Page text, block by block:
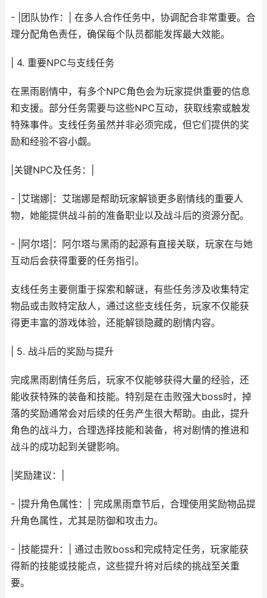
- |团队协作：| 在多人合作任务中，协调配合非常重要。合
理分配角色责任，确保每个队员都能发挥最大效能。
| 4. 重要NPC与支线任务
在黑雨剧情中，有多个NPC角色会为玩家提供重要的信息
和支援。部分任务需要与这些NPC互动，获取线索或触发
特殊事件。支线任务虽然并非必须完成，但它们提供的奖
励和经验不容小觑。
|关键NPC及任务：|
- |艾瑞娜|：艾瑞娜是帮助玩家解锁更多剧情线的重要人
物，她能提供战斗前的准备职业以及战斗后的资源分配。
- |阿尔塔|：阿尔塔与黑雨的起源有直接关联，玩家在与她
互动后会获得重要的任务指引。
支线任务主要侧重于探索和解谜，有些任务涉及收集特定
物品或击败特定敌人，通过这些支线任务，玩家不仅能获
得更丰富的游戏体验，还能解锁隐藏的剧情内容。
| 5. 战斗后的奖励与提升
完成黑雨剧情任务后，玩家不仅能够获得大量的经验，还
能收获特殊的装备和技能。特别是在击败强大boss时，掉
落的奖励通常会对后续的任务产生很大帮助。由此，提升
角色的战斗力，合理选择技能和装备，将对剧情的推进和
战斗的成功起到关键影响。
|奖励建议：|
- |提升角色属性：| 完成黑雨章节后，合理使用奖励物品提
升角色属性，尤其是防御和攻击力。
- |技能提升：| 通过击败boss和完成特定任务，玩家能获
得新的技能或技能点，这些提升将对后续的挑战至关重
要。